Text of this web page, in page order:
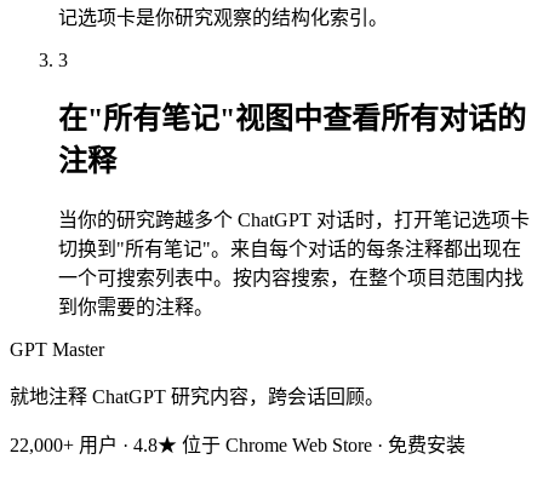
记选项卡是你研究观察的结构化索引。
3
在"所有笔记"视图中查看所有对话的
注释
当你的研究跨越多个 ChatGPT 对话时，打开笔记选项卡
切换到"所有笔记"。来自每个对话的每条注释都出现在
一个可搜索列表中。按内容搜索，在整个项目范围内找
到你需要的注释。
GPT Master
就地注释 ChatGPT 研究内容，跨会话回顾。
22,000+ 用户 · 4.8★ 位于 Chrome Web Store · 免费安装